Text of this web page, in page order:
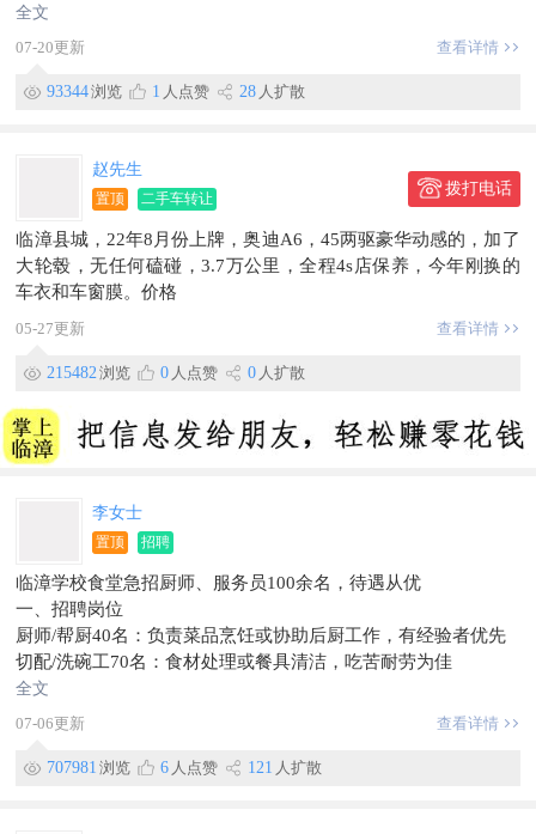
月休8天，法定节假日带薪休假
薪资：底薪+高提成+各类奖金，综合3000-8000+，上不封顶
📍临漳建安路附近
全文
07-20更新
查看详情
93344浏览 1 人点赞 28 人扩散
赵先生
置顶 二手车转让
拨打电话
临漳县城，22年8月份上牌，奥迪A6，45两驱豪华动感的，加了
大轮毂，无任何磕碰，3.7万公里，全程4s店保养，今年刚换的
车衣和车窗膜。价格
05-27更新 查看详情
215482 浏览 0 人点赞 0 人扩散
李女士
置顶 招聘
临漳学校食堂急招厨师、服务员100余名，待遇从优
一、招聘岗位​
厨师/帮厨40名：负责菜品烹饪或协助后厨工作，有经验者优先
切配/洗碗工70名：食材处理或餐具清洁，吃苦耐劳为佳
二、任职要求​
年龄18-60岁，身体健康，身体健康
有经验优先
全文
07-06更新
查看详情
707981 浏览 6 人点赞 121 人扩散